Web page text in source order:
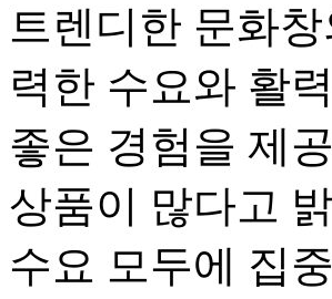
트렌디한 문화
력한 수요와 활
좋은 경험을 제
상품이 많다고
수요 모두에 집